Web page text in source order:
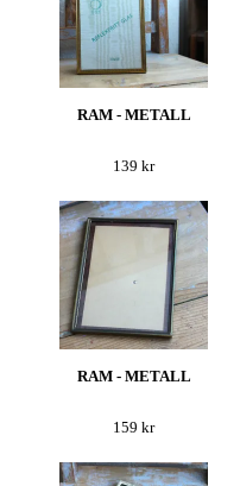
RAM - METALL
139 kr
RAM - METALL
159 kr